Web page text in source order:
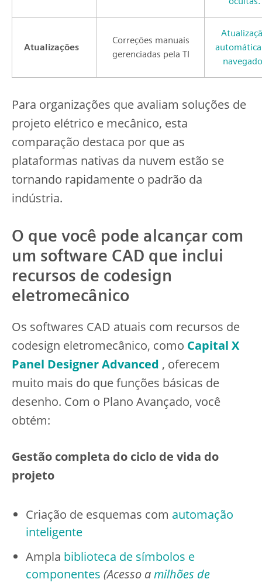
Atualizações
Correções manuais
gerenciadas pela TI
Para organizações que avaliam soluções de
projeto elétrico e mecânico, esta
comparação destaca por que as
plataformas nativas da nuvem estão se
tornando rapidamente o padrão da
indústria.
O que você pode alcançar com
um software CAD que inclui
recursos de codesign
eletromecânico
Os softwares CAD atuais com recursos de
codesign eletromecânico, como Capital X
Panel Designer Advanced , oferecem
muito mais do que funções básicas de
desenho. Com o Plano Avançado, você
obtém:
Gestão completa do ciclo de vida do
projeto
Criação de esquemas com automação
inteligente
Ampla biblioteca de símbolos e
componentes (Acesso amilhões de